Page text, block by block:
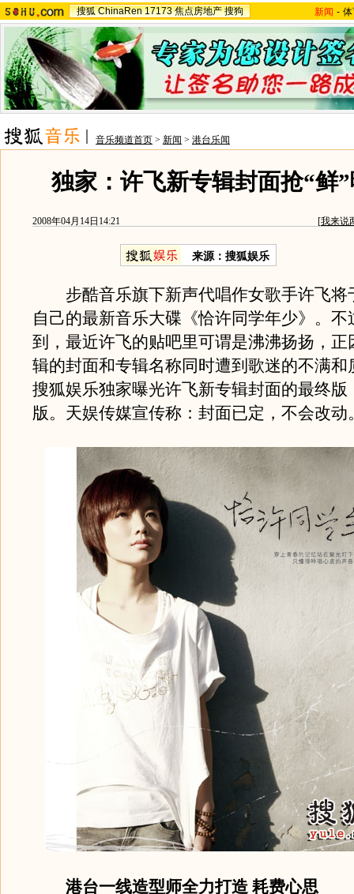
搜狐 ChinaRen 17173 焦点房地产 搜狗 新闻 -
音乐频道首页 > 新闻 > 港台乐闻
独家：许飞新专辑封面抢“鲜
2008年04月14日14:21 [我来说
来源：搜狐娱乐
步酷音乐旗下新声代唱作女歌手许飞将
自己的最新音乐大碟《恰许同学年少》。不
到，最近许飞的贴吧里可谓是沸沸扬扬，正
辑的封面和专辑名称同时遭到歌迷的不满和
搜狐娱乐独家曝光许飞新专辑封面的最终版
版。天娱传媒宣传称：封面已定，不会改动
港台一线造型师全力打造 耗费心思